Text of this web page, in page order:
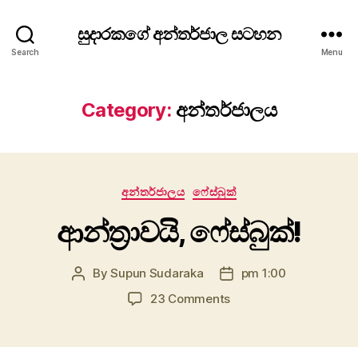
Search
සුදාරකගේ අන්තර්ජාල සටහන
Menu
Category: අන්තර්ජාලය
Categories
අන්තර්ජාලය ෆේස්බුක්
ආන්ත්‍රාවයි, ෆේස්බුක්!
PostBySupun Sudaraka
Postpm 1:00
23 Commentson